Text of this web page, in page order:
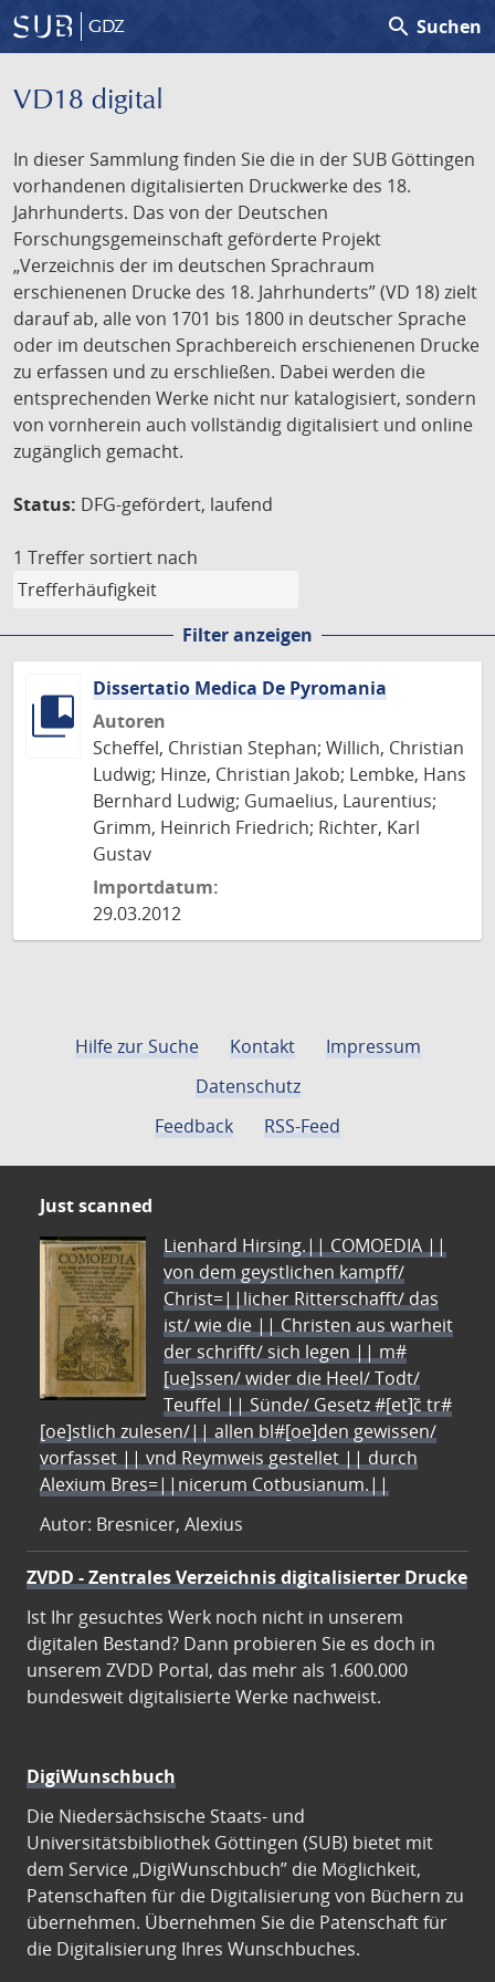
GDZ search Suchen
VD18 digital
In dieser Sammlung finden Sie die in der SUB Göttingen
vorhandenen digitalisierten Druckwerke des 18.
Jahrhunderts. Das von der Deutschen
Forschungsgemeinschaft geförderte Projekt
„Verzeichnis der im deutschen Sprachraum
erschienenen Drucke des 18. Jahrhunderts” (VD 18) zielt
darauf ab, alle von 1701 bis 1800 in deutscher Sprache
oder im deutschen Sprachbereich erschienenen Drucke
zu erfassen und zu erschließen. Dabei werden die
entsprechenden Werke nicht nur katalogisiert, sondern
von vornherein auch vollständig digitalisiert und online
zugänglich gemacht.
Status: DFG-gefördert, laufend
1 Treffer sortiert nach
Filter anzeigen
Dissertatio Medica De Pyromania
Autoren
Scheffel, Christian Stephan; Willich, Christian
Ludwig; Hinze, Christian Jakob; Lembke, Hans
Bernhard Ludwig; Gumaelius, Laurentius;
Grimm, Heinrich Friedrich; Richter, Karl
Gustav
Importdatum:
29.03.2012
Hilfe zur Suche Kontakt
Impressum
Datenschutz
Feedback
RSS-Feed
Just scanned
Lienhard Hirsing.|| COMOEDIA ||
von dem geystlichen kampff/
Christ=||licher Ritterschafft/ das
ist/ wie die || Christen aus warheit
der schrifft/ sich legen || m#
[ue]ssen/ wider die Heel/ Todt/
Teuffel || Sünde/ Gesetz #[et]c̃ tr#
[oe]stlich zulesen/|| allen bl#[oe]den gewissen/
vorfasset || vnd Reymweis gestellet || durch
Alexium Bres=||nicerum Cotbusianum.||
Autor: Bresnicer, Alexius
ZVDD - Zentrales Verzeichnis digitalisierter Drucke
Ist Ihr gesuchtes Werk noch nicht in unserem
digitalen Bestand? Dann probieren Sie es doch in
unserem ZVDD Portal, das mehr als 1.600.000
bundesweit digitalisierte Werke nachweist.
DigiWunschbuch
Die Niedersächsische Staats- und
Universitätsbibliothek Göttingen (SUB) bietet mit
dem Service „DigiWunschbuch” die Möglichkeit,
Patenschaften für die Digitalisierung von Büchern zu
übernehmen. Übernehmen Sie die Patenschaft für
die Digitalisierung Ihres Wunschbuches.